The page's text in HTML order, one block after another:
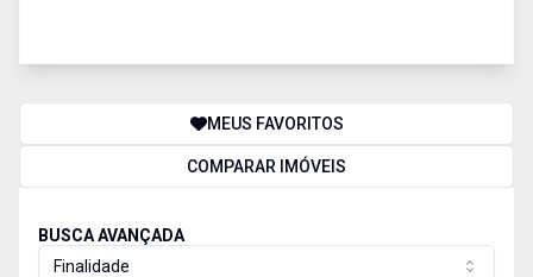
MEUS FAVORITOS
COMPARAR IMÓVEIS
BUSCA AVANÇADA
Finalidade